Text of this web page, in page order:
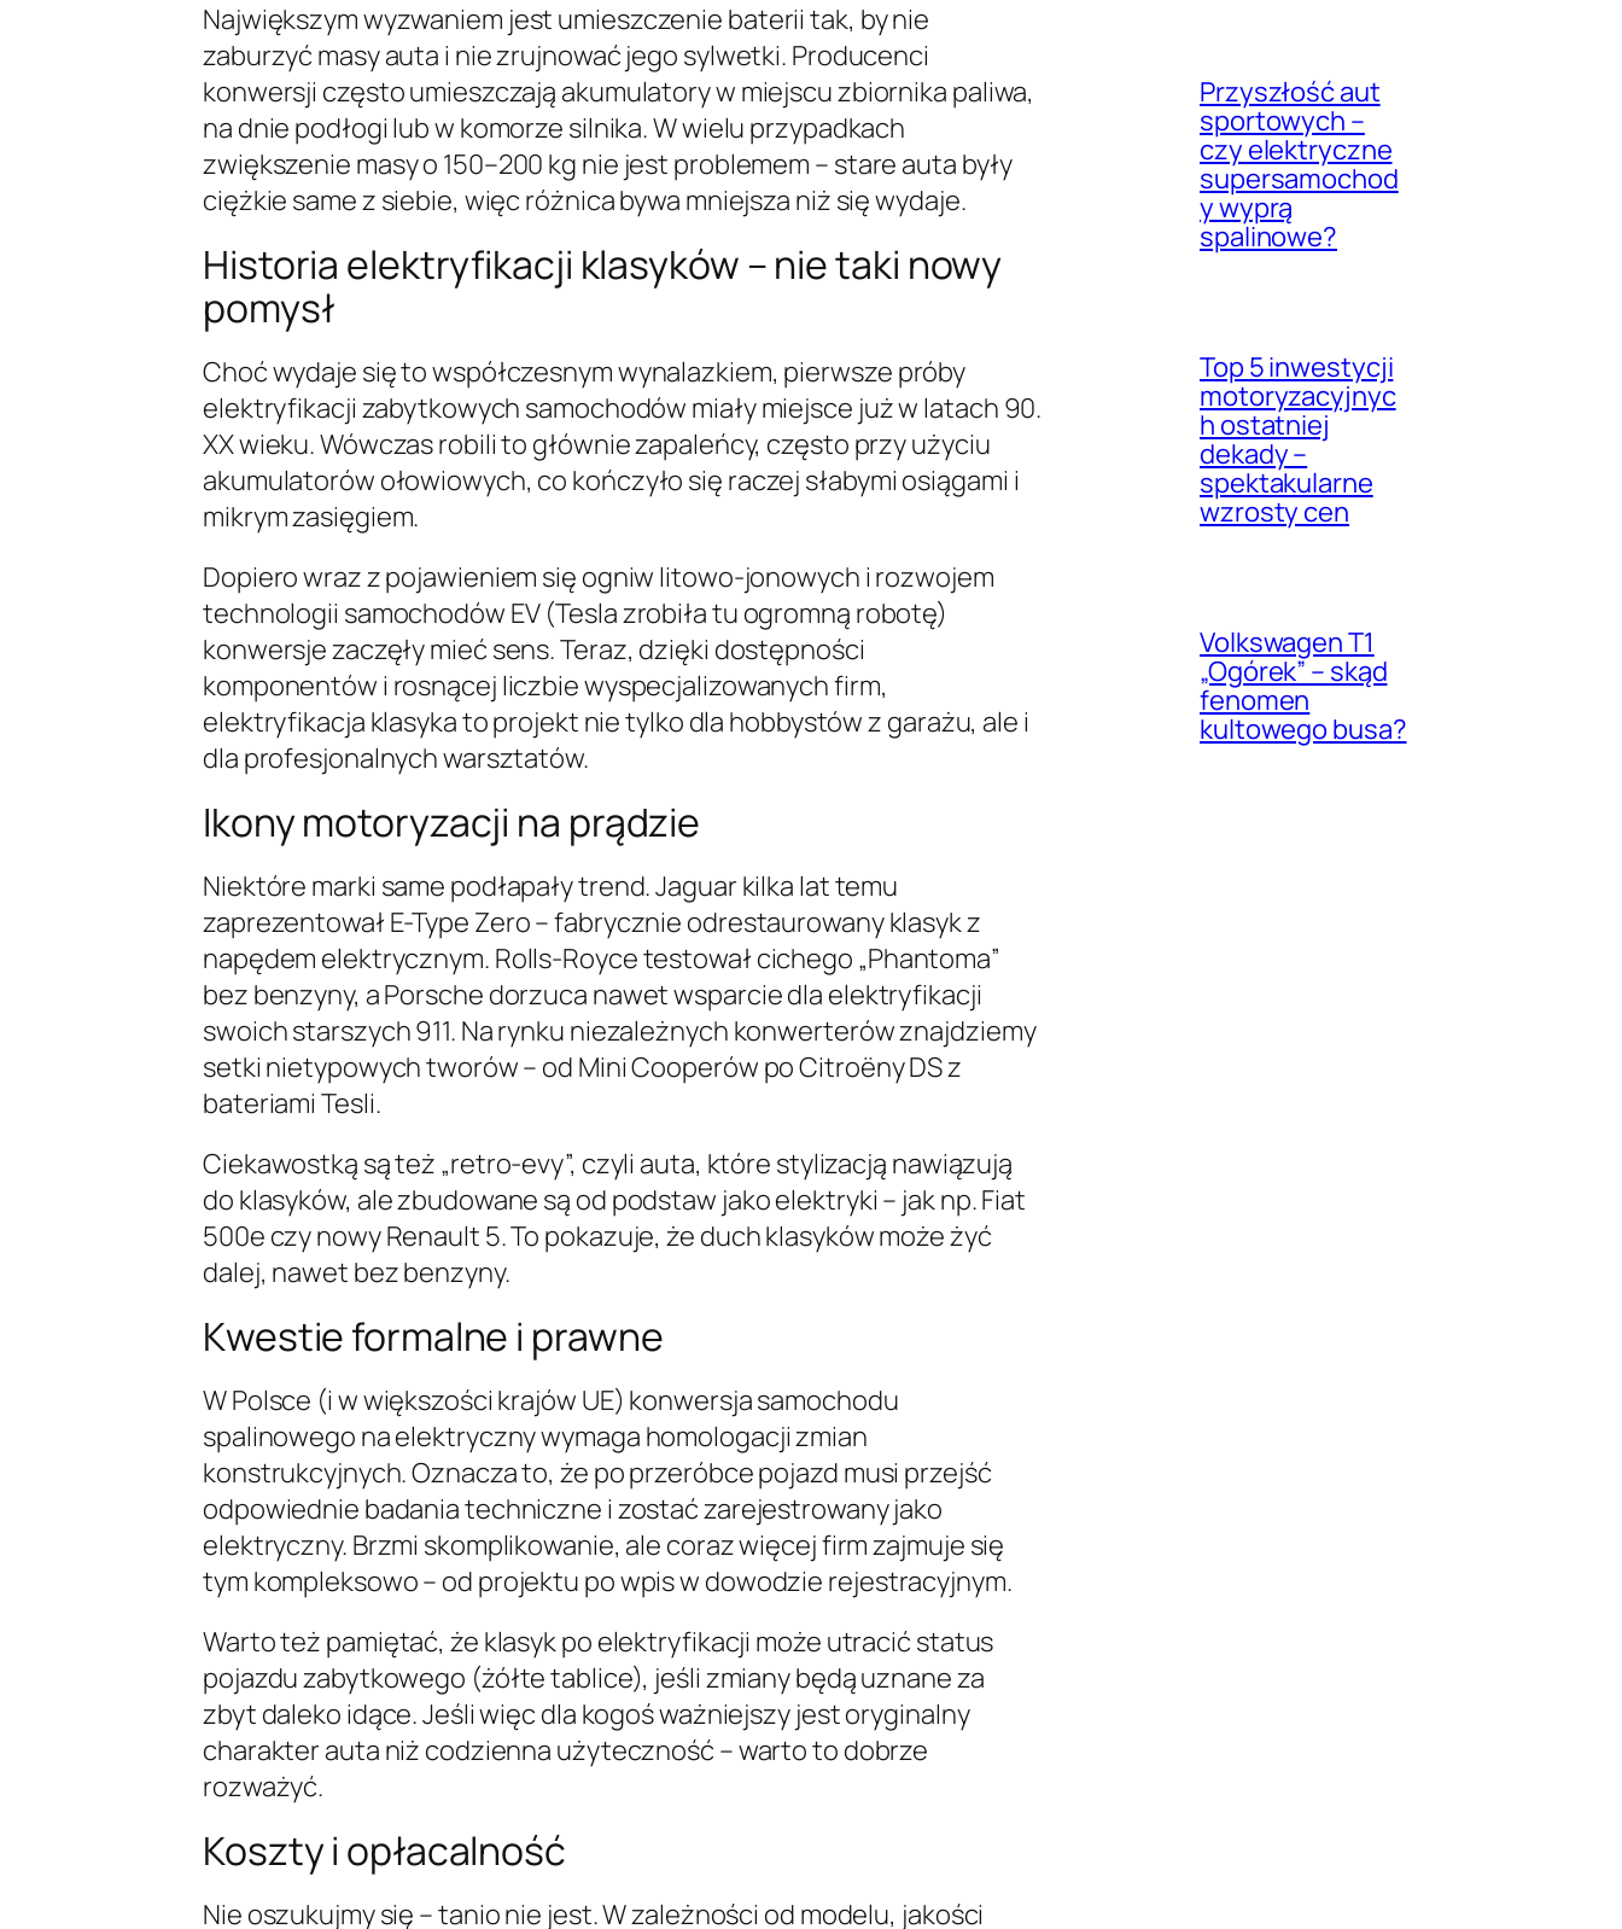
Największym wyzwaniem jest umieszczenie baterii tak, by nie
zaburzyć masy auta i nie zrujnować jego sylwetki. Producenci
konwersji często umieszczają akumulatory w miejscu zbiornika paliwa,
na dnie podłogi lub w komorze silnika. W wielu przypadkach
zwiększenie masy o 150–200 kg nie jest problemem – stare auta były
ciężkie same z siebie, więc różnica bywa mniejsza niż się wydaje.
Historia elektryfikacji klasyków – nie taki nowy
pomysł
Choć wydaje się to współczesnym wynalazkiem, pierwsze próby
elektryfikacji zabytkowych samochodów miały miejsce już w latach 90.
XX wieku. Wówczas robili to głównie zapaleńcy, często przy użyciu
akumulatorów ołowiowych, co kończyło się raczej słabymi osiągami i
mikrym zasięgiem.
Dopiero wraz z pojawieniem się ogniw litowo-jonowych i rozwojem
technologii samochodów EV (Tesla zrobiła tu ogromną robotę)
konwersje zaczęły mieć sens. Teraz, dzięki dostępności
komponentów i rosnącej liczbie wyspecjalizowanych firm,
elektryfikacja klasyka to projekt nie tylko dla hobbystów z garażu, ale i
dla profesjonalnych warsztatów.
Ikony motoryzacji na prądzie
Niektóre marki same podłapały trend. Jaguar kilka lat temu
zaprezentował E-Type Zero – fabrycznie odrestaurowany klasyk z
napędem elektrycznym. Rolls-Royce testował cichego „Phantoma”
bez benzyny, a Porsche dorzuca nawet wsparcie dla elektryfikacji
swoich starszych 911. Na rynku niezależnych konwerterów znajdziemy
setki nietypowych tworów – od Mini Cooperów po Citroëny DS z
bateriami Tesli.
Ciekawostką są też „retro-evy”, czyli auta, które stylizacją nawiązują
do klasyków, ale zbudowane są od podstaw jako elektryki – jak np. Fiat
500e czy nowy Renault 5. To pokazuje, że duch klasyków może żyć
dalej, nawet bez benzyny.
Kwestie formalne i prawne
W Polsce (i w większości krajów UE) konwersja samochodu
spalinowego na elektryczny wymaga homologacji zmian
konstrukcyjnych. Oznacza to, że po przeróbce pojazd musi przejść
odpowiednie badania techniczne i zostać zarejestrowany jako
elektryczny. Brzmi skomplikowanie, ale coraz więcej firm zajmuje się
tym kompleksowo – od projektu po wpis w dowodzie rejestracyjnym.
Warto też pamiętać, że klasyk po elektryfikacji może utracić status
pojazdu zabytkowego (żółte tablice), jeśli zmiany będą uznane za
zbyt daleko idące. Jeśli więc dla kogoś ważniejszy jest oryginalny
charakter auta niż codzienna użyteczność – warto to dobrze
rozważyć.
Koszty i opłacalność
Nie oszukujmy się – tanio nie jest. W zależności od modelu, jakości
Przyszłość aut
sportowych –
czy elektryczne
supersamochod
y wyprą
spalinowe?
Top 5 inwestycji
motoryzacyjnyc
h ostatniej
dekady –
spektakularne
wzrosty cen
Volkswagen T1
„Ogórek” – skąd
fenomen
kultowego busa?